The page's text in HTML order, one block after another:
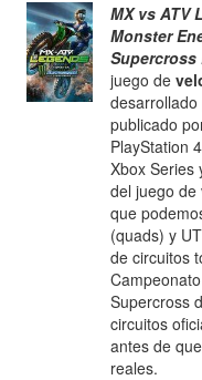
MX vs ATV
Monster
juego de
publicado
PlayStation
Xbox Series
del juego de
que
(quads) y
de circuitos
Supercross
circuitos
antes de
reales.